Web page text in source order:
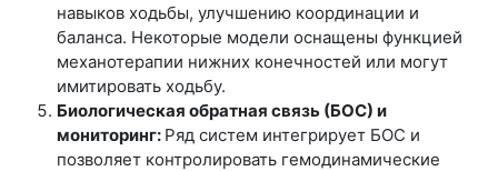
навыков ходьбы, улучшению координации и
баланса. Некоторые модели оснащены функцией
механотерапии нижних конечностей или могут
имитировать ходьбу.
Биологическая обратная связь (БОС) и
мониторинг: Ряд систем интегрирует БОС и
позволяет контролировать гемодинамические